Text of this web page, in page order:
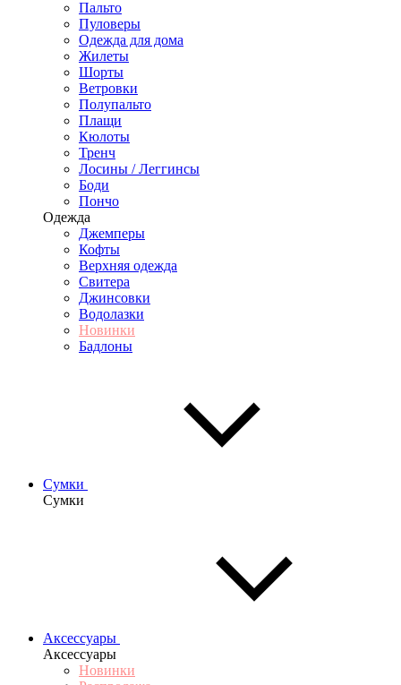
Пальто
Пуловеры
Одежда для дома
Жилеты
Шорты
Ветровки
Полупальто
Плащи
Кюлоты
Тренч
Лосины / Леггинсы
Боди
Пончо
Одежда
Джемперы
Кофты
Верхняя одежда
Свитера
Джинсовки
Водолазки
Новинки
Бадлоны
Сумки
Сумки
Аксессуары
Аксессуары
Новинки